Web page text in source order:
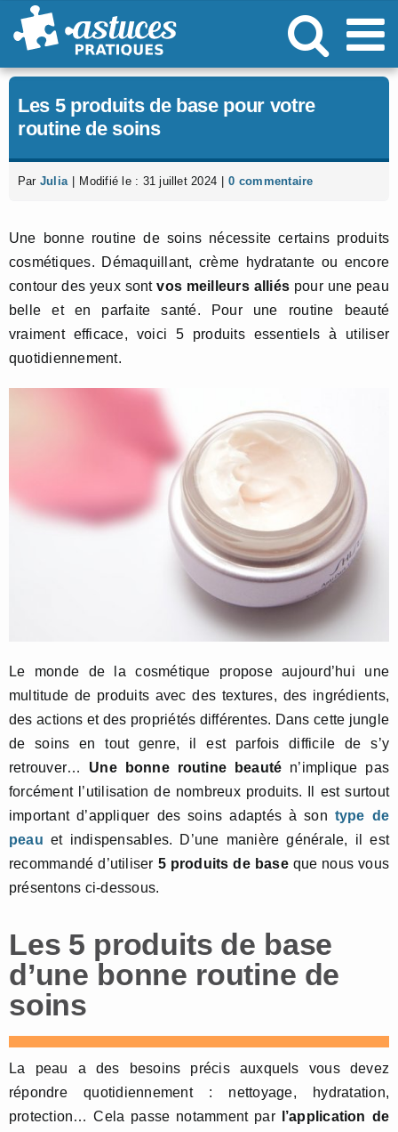
Passer
au
Les 5 produits de base pour votre
routine de soins
Par Julia Modifié le : 31 juillet 2024 0 commentaire
Une bonne routine de soins nécessite certains produits
cosmétiques. Démaquillant, crème hydratante ou encore
contour des yeux sontvos meilleurs alliés pour une peau
belle et en parfaite santé. Pour une routine beauté
vraiment efficace, voici 5 produits essentiels à utiliser
quotidiennement.
Le monde de la cosmétique propose aujourd’hui une
multitude de produits avec des textures, des ingrédients,
des actions et des propriétés différentes. Dans cette jungle
de soins en tout genre, il est parfois difficile de s’y
retrouver… Une bonne routine beauté n’implique pas
forcément l’utilisation de nombreux produits. Il est surtout
important d’appliquer des soins adaptés à son type de
peau et indispensables. D’une manière générale, il est
recommandé d’utiliser 5 produits de baseque nous vous
présentons ci-dessous.
Les 5 produits de base
d’une bonne routine de
soins
La peau a des besoins précis auxquels vous devez
répondre quotidiennement : nettoyage, hydratation,
protection… Cela passe notamment par
l’application de